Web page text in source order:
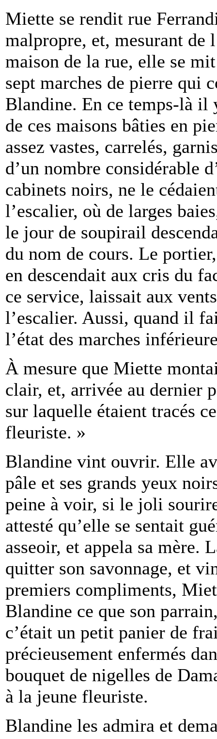
Miette se rendit rue
malpropre, et, mesurant
maison de la rue, elle se
sept marches de pierre qui
Blandine. En ce temps-là il
de ces maisons bâties en
assez vastes, carrelés,
d’un nombre considérable
cabinets noirs, ne le
l’escalier, où de larges
le jour de soupirail
du nom de cours. Le
en descendait aux cris du
ce service, laissait aux
l’escalier. Aussi, quand il
l’état des marches
À mesure que Miette
clair, et, arrivée au dernier
sur laquelle étaient tracés
fleuriste. »
Blandine vint ouvrir. Elle
pâle et ses grands yeux
peine à voir, si le joli
attesté qu’elle se sentait
asseoir, et appela sa mère.
quitter son savonnage, et
premiers compliments,
Blandine ce que son
c’était un petit panier de
précieusement enfermés
bouquet de nigelles de
à la jeune fleuriste.
Blandine les admira et